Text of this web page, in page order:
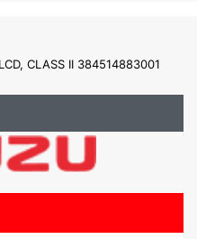
CLASS II 384514883001